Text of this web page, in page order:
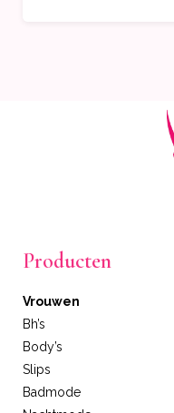
Producten
Vrouwen
Bh’s
Body’s
Slips
Badmode